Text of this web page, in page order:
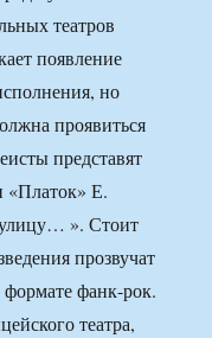
театров
появление
но
проявиться
представят
«Платок» Е.
». Стоит
прозвучат
фанк-рок.
театра,